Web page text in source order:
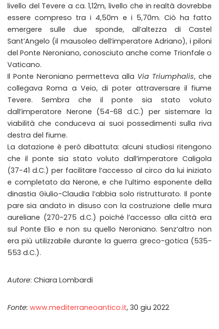
livello del Tevere a ca. 1,12m, livello che in realtà dovrebbe
essere compreso tra i 4,50m e i 5,70m. Ciò ha fatto
emergere sulle due sponde, all’altezza di Castel
Sant’Angelo (il mausoleo dell’imperatore Adriano), i piloni
del Ponte Neroniano, conosciuto anche come Trionfale o
Vaticano.
Il Ponte Neroniano permetteva alla Via Triumphalis, che
collegava Roma a Veio, di poter attraversare il fiume
Tevere. Sembra che il ponte sia stato voluto
dall’imperatore Nerone (54-68 d.C.) per sistemare la
viabilità che conduceva ai suoi possedimenti sulla riva
destra del fiume.
La datazione è però dibattuta: alcuni studiosi ritengono
che il ponte sia stato voluto dall’imperatore Caligola
(37-41 d.C.) per facilitare l’accesso al circo da lui iniziato
e completato da Nerone, e che l’ultimo esponente della
dinastia Giulio-Claudia l’abbia solo ristrutturato. Il ponte
pare sia andato in disuso con la costruzione delle mura
aureliane (270-275 d.C.) poiché l’accesso alla città era
sul Ponte Elio e non su quello Neroniano. Senz’altro non
era più utilizzabile durante la guerra greco-gotica (535-
553 d.C.).
Autore: Chiara Lombardi
Fonte: www.mediterraneoantico.it, 30 giu 2022